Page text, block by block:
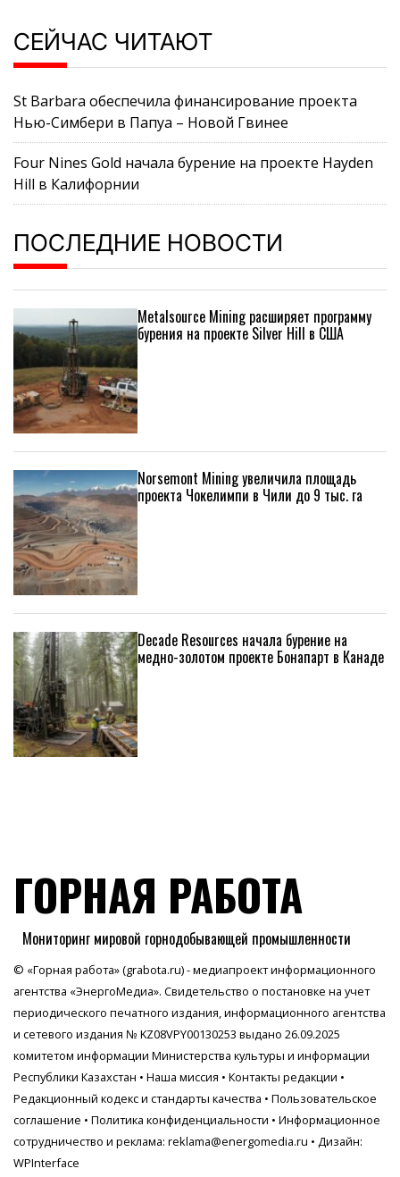
СЕЙЧАС ЧИТАЮТ
St Barbara обеспечила финансирование проекта
Нью-Симбери в Папуа – Новой Гвинее
Four Nines Gold начала бурение на проекте Hayden
Hill в Калифорнии
ПОСЛЕДНИЕ НОВОСТИ
Metalsource Mining расширяет программу
бурения на проекте Silver Hill в США
Norsemont Mining увеличила площадь
проекта Чокелимпи в Чили до 9 тыс. га
Decade Resources начала бурение на
медно-золотом проекте Бонапарт в Канаде
ГОРНАЯ РАБОТА
Мониторинг мировой горнодобывающей промышленности
© «Горная работа» (grabota.ru) - медиапроект информационного
агентства «ЭнергоМедиа». Свидетельство о постановке на учет
периодического печатного издания, информационного агентства
и сетевого издания № KZ08VPY00130253 выдано 26.09.2025
комитетом информации Министерства культуры и информации
Республики Казахстан • Наша миссия • Контакты редакции •
Редакционный кодекс и стандарты качества • Пользовательское
соглашение • Политика конфиденциальности • Информационное
сотрудничество и реклама: reklama@energomedia.ru • Дизайн:
WPInterface